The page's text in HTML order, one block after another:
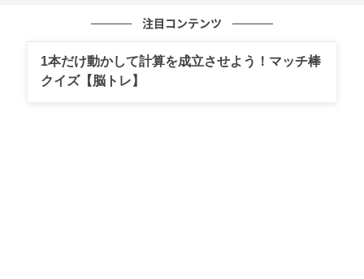
注目コンテンツ
1本だけ動かして計算を成立させよう！マッチ棒
クイズ【脳トレ】